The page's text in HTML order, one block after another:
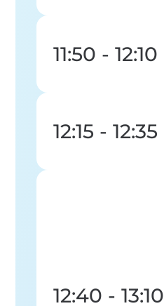
11:50 - 12:10
12:15 - 12:35
12:40 - 13:10